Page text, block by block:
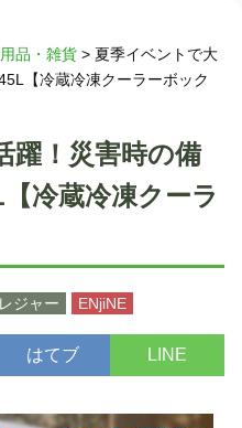
品・雑貨 > 夏季イベントで大
【冷蔵冷凍クーラーボック
躍！災害時の備
冷蔵冷凍クーラ
ジャー ENjiNE
はてブ LINE